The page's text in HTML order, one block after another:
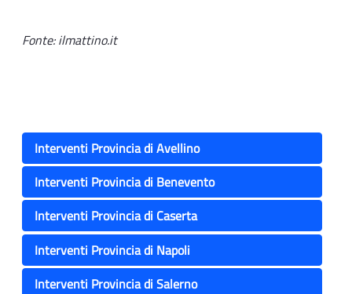
Fonte: ilmattino.it
Interventi Provincia di Avellino
Interventi Provincia di Benevento
Interventi Provincia di Caserta
Interventi Provincia di Napoli
Interventi Provincia di Salerno